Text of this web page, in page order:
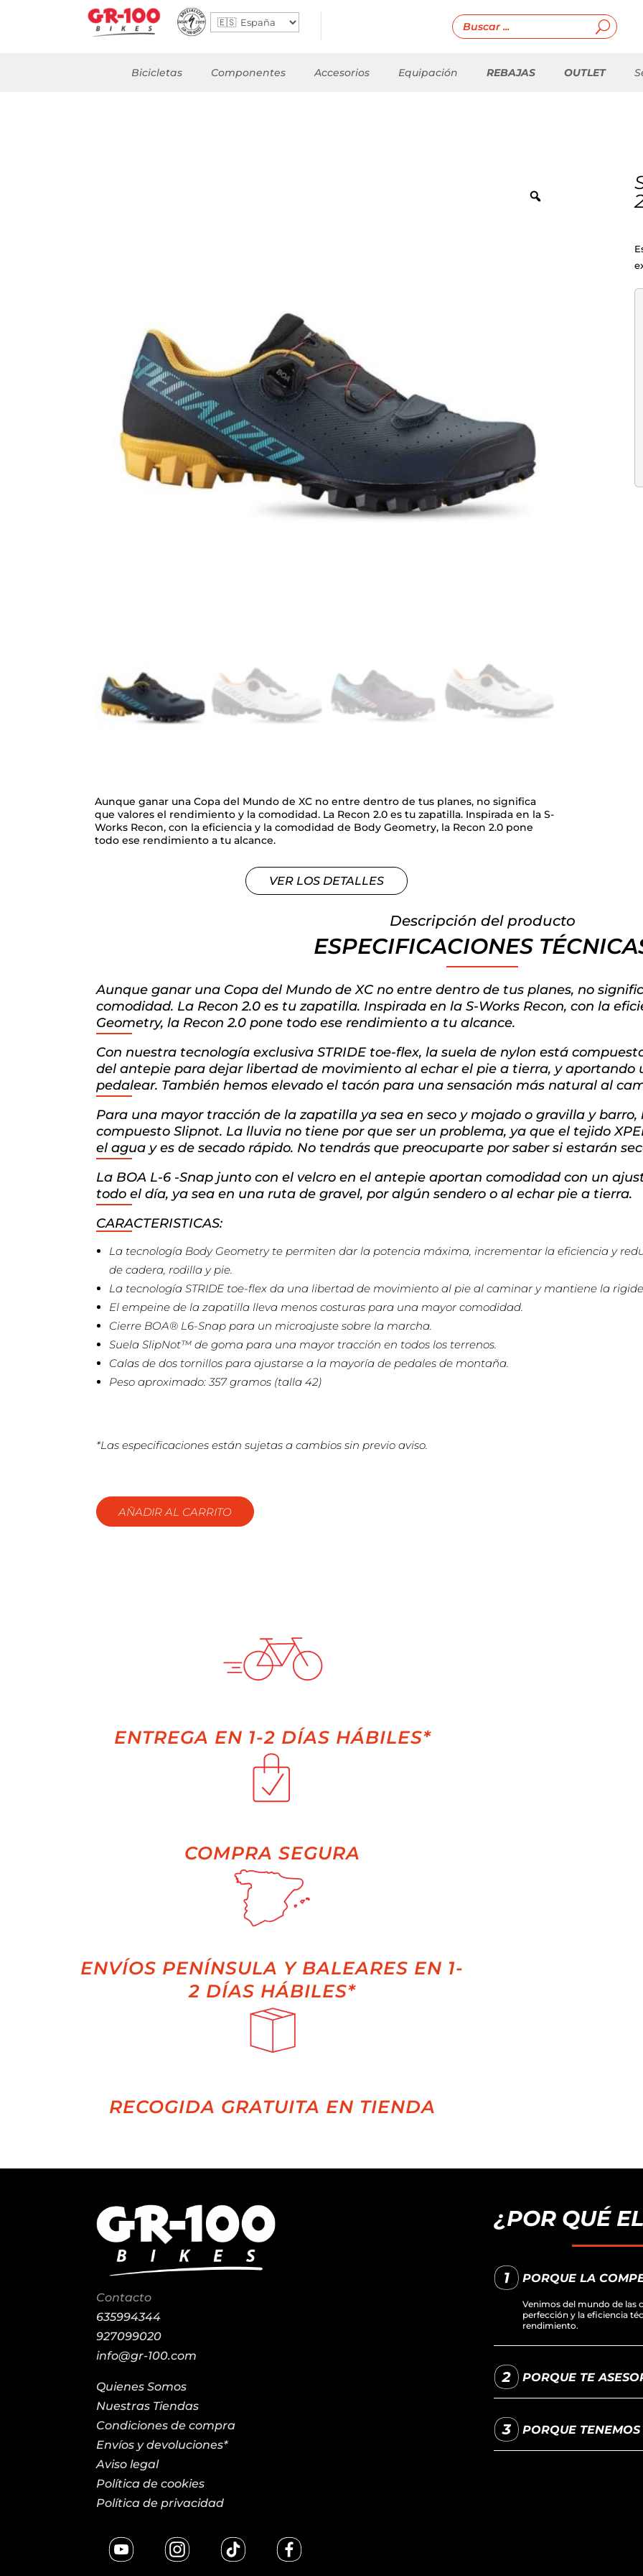
Bicicletas Componentes Accesorios Equipación REBAJAS OUTLET
Aunque ganar una Copa del Mundo de XC no entre dentro de tus planes, no significa
que valores el rendimiento y la comodidad. La Recon 2.0 es tu zapatilla. Inspirada en la S-
Works Recon, con la eficiencia y la comodidad de Body Geometry, la Recon 2.0 pone
todo ese rendimiento a tu alcance.
VER LOS DETALLES
Descripción del producto
ESPECIFICACIONES
Aunque ganar una Copa del Mundo de XC no entre dentro de tus planes, no
comodidad. La Recon 2.0 es tu zapatilla. Inspirada en la S-Works Recon, con la
Geometry, la Recon 2.0 pone todo ese rendimiento a tu alcance.
Con nuestra tecnología exclusiva STRIDE toe-flex, la suela de nylon está
del antepie para dejar libertad de movimiento al echar el pie a tierra, y aportando
pedalear. También hemos elevado el tacón para una sensación más natural al
Para una mayor tracción de la zapatilla ya sea en seco y mojado o gravilla y
compuesto Slipnot. La lluvia no tiene por que ser un problema, ya que el tejido
el agua y es de secado rápido. No tendrás que preocuparte por saber si estarán
La BOA L-6 -Snap junto con el velcro en el antepie aportan comodidad con un
todo el día, ya sea en una ruta de gravel, por algún sendero o al echar pie a tierra.
CARACTERISTICAS:
La tecnología Body Geometry te permiten dar la potencia máxima, incrementar la eficiencia y
de cadera, rodilla y pie.
La tecnología STRIDE toe-flex da una libertad de movimiento al pie al caminar y mantiene la
El empeine de la zapatilla lleva menos costuras para una mayor comodidad.
Cierre BOA® L6-Snap para un microajuste sobre la marcha.
Suela SlipNot™ de goma para una mayor tracción en todos los terrenos.
Calas de dos tornillos para ajustarse a la mayoría de pedales de montaña.
Peso aproximado: 357 gramos (talla 42)
*Las especificaciones están sujetas a cambios sin previo aviso.
AÑADIR AL CARRITO
ENTREGA EN 1-2 DÍAS HÁBILES*
COMPRA SEGURA
ENVÍOS PENÍNSULA Y BALEARES EN 1-
2 DÍAS HÁBILES*
RECOGIDA GRATUITA EN TIENDA
Contacto
635994344
927099020
info@gr-100.com
Quienes Somos
Nuestras Tiendas
Condiciones de compra
Envíos y devoluciones*
Aviso legal
Política de cookies
Política de privacidad
¿POR QUÉ
PORQUE LA
Venimos del mundo de las
perfección y la eficiencia
rendimiento.
PORQUE TE
PORQUE